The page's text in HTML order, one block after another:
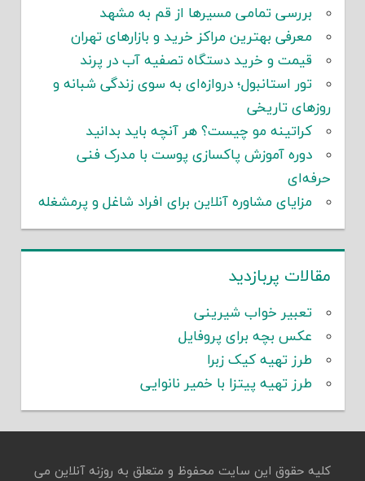
بررسی تمامی مسیرها از قم به مشهد
معرفی بهترین مراکز خرید و بازارهای تهران
قیمت و خرید دستگاه تصفیه آب در پرند
تور استانبول؛ دروازه‌ای به سوی زندگی شبانه و
روزهای تاریخی
کراتینه مو چیست؟ هر آنچه باید بدانید
دوره آموزش پاکسازی پوست با مدرک فنی
حرفه‌ای
مزایای مشاوره آنلاین برای افراد شاغل و پرمشغله
مقالات پربازدید
تعبیر خواب شیرینی
عکس بچه برای پروفایل
طرز تهیه کیک زبرا
طرز تهیه پیتزا با خمیر نانوایی
کلیه حقوق این سایت محفوظ و متعلق به روزنه آنلاین می